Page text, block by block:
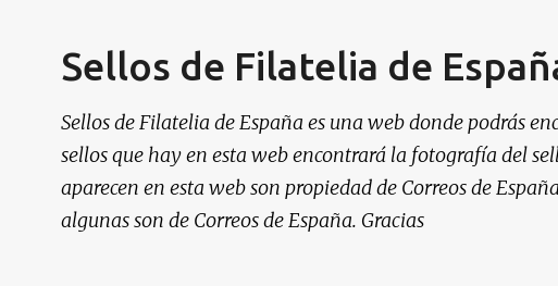
Sellos de Filatelia de
Sellos de Filatelia de España es una web donde podrás
sellos que hay en esta web encontrará la fotografía del
aparecen en esta web son propiedad de Correos de
algunas son de Correos de España. Gracias